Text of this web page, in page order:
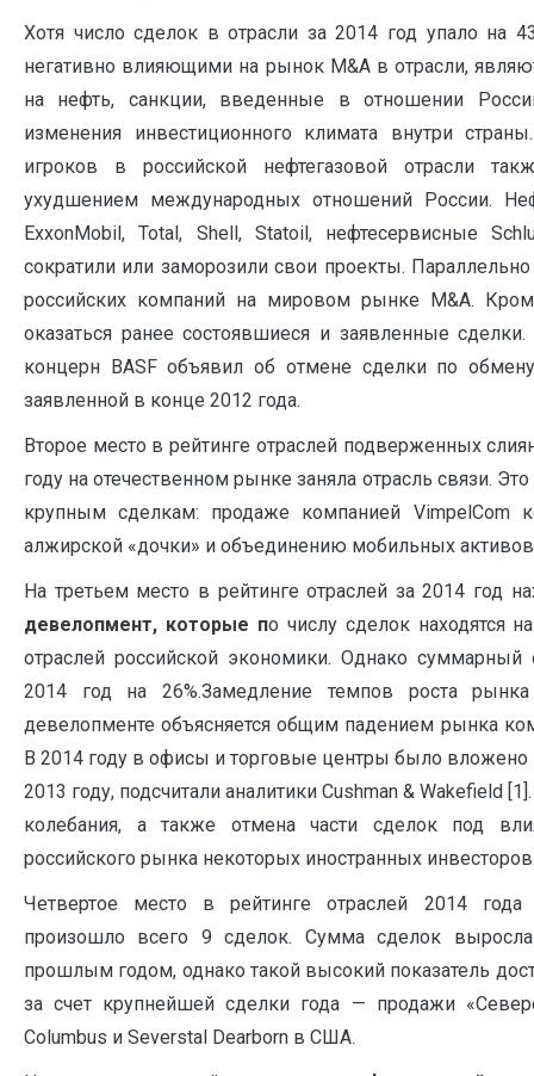
Хотя число сделок в отрасли за 2014 год упало на
негативно влияющими на рынок M&A в отрасли,
на нефть, санкции, введенные в отношении
изменения инвестиционного климата внутри
игроков в российской нефтегазовой отрасли
ухудшением международных отношений России.
ExxonMobil, Total, Shell, Statoil, нефтесервисные
сократили или заморозили свои проекты. Параллельно
российских компаний на мировом рынке M&A.
оказаться ранее состоявшиеся и заявленные
концерн BASF объявил об отмене сделки по
заявленной в конце 2012 года.
Второе место в рейтинге отраслей подверженных
году на отечественном рынке заняла отрасль связи.
крупным сделкам: продаже компанией VimpelCom
алжирской «дочки» и объединению мобильных активов
На третьем место в рейтинге отраслей за 2014 год
девелопмент, которые по числу сделок находятся
отраслей российской экономики. Однако
2014 год на 26%.Замедление темпов роста
девелопменте объясняется общим падением рынка
В 2014 году в офисы и торговые центры было
2013 году, подсчитали аналитики Cushman & Wakefield
колебания, а также отмена части сделок под
российского рынка некоторых иностранных
Четвертое место в рейтинге отраслей 2014
произошло всего 9 сделок. Сумма сделок
прошлым годом, однако такой высокий показатель
за счет крупнейшей сделки года — продажи
Columbus и Severstal Dearborn в США.